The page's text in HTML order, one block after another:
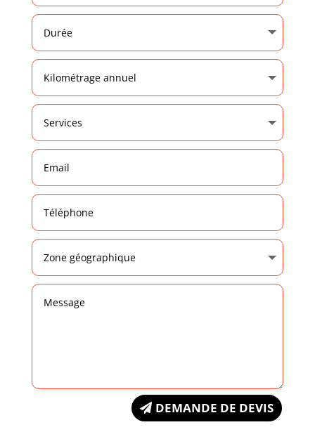
DEMANDE DE DEVIS